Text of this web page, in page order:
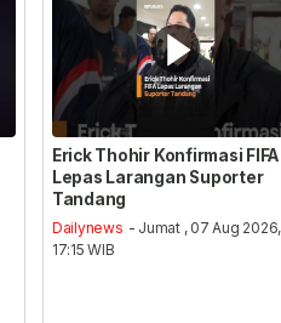
Erick Thohir Konfirmasi FIFA
Lepas Larangan Suporter
Tandang
Dailynews - Jumat , 07 Aug 2026,
17:15 WIB